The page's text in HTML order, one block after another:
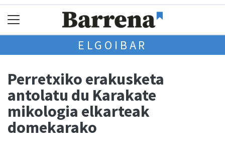
ELGOIBAR
Perretxiko erakusketa
antolatu du Karakate
mikologia elkarteak
domekarako